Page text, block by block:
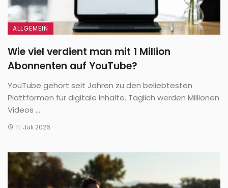
ALLGEMEIN
Wie viel verdient man mit 1 Million
Abonnenten auf YouTube?
YouTube gehört seit Jahren zu den beliebtesten
Plattformen für digitale Inhalte. Täglich werden Millionen
Videos ...
11. Juli 2026